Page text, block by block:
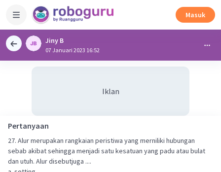
Masuk
Jiny B
07 Januari 2023 16:52
Iklan
Pertanyaan
27. Alur merupakan rangkaian peristiwa yang merniliki hubungan
sebab akibat sehingga menjadi satu kesatuan yang padu atau bulat
dan utuh. Alur disebutjuga ....